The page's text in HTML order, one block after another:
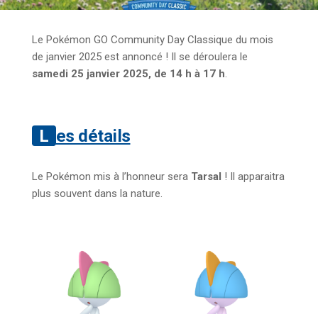
Le Pokémon GO Community Day Classique du mois
de janvier 2025 est annoncé ! Il se déroulera le
samedi 25 janvier 2025, de 14 h à 17 h.
Les détails
Le Pokémon mis à l’honneur sera Tarsal ! Il apparaitra
plus souvent dans la nature.